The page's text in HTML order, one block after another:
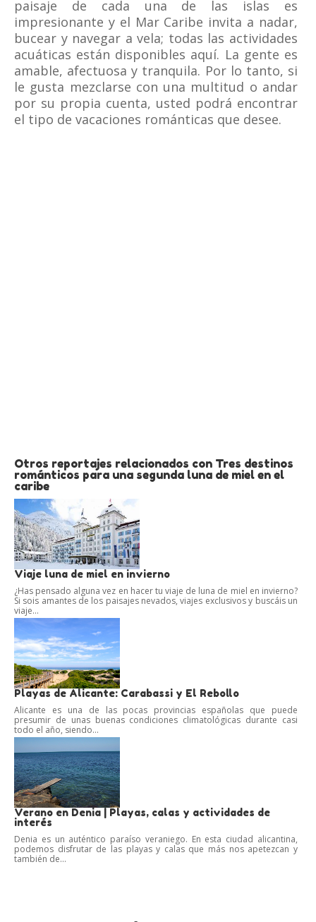
paisaje de cada una de las islas es
impresionante y el Mar Caribe invita a nadar,
bucear y navegar a vela; todas las actividades
acuáticas están disponibles aquí. La gente es
amable, afectuosa y tranquila. Por lo tanto, si
le gusta mezclarse con una multitud o andar
por su propia cuenta, usted podrá encontrar
el tipo de vacaciones románticas que desee.
Otros reportajes relacionados con Tres destinos
románticos para una segunda luna de miel en el
caribe
Viaje luna de miel en invierno
¿Has pensado alguna vez en hacer tu viaje de luna de miel en invierno?
Si sois amantes de los paisajes nevados, viajes exclusivos y buscáis un
viaje...
Playas de Alicante: Carabassi y El Rebollo
Alicante es una de las pocas provincias españolas que puede
presumir de unas buenas condiciones climatológicas durante casi
todo el año, siendo...
Verano en Denia | Playas, calas y actividades de
interés
Denia es un auténtico paraíso veraniego. En esta ciudad alicantina,
podemos disfrutar de las playas y calas que más nos apetezcan y
también de...